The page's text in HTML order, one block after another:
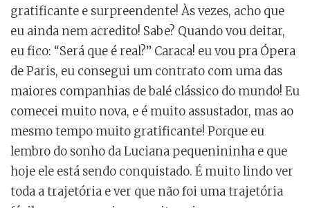
gratificante e surpreendente! Às vezes, acho que
eu ainda nem acredito! Sabe? Quando vou deitar,
eu fico: “Será que é real?” Caraca! eu vou pra Ópera
de Paris, eu consegui um contrato com uma das
maiores companhias de balé clássico do mundo! Eu
comecei muito nova, e é muito assustador, mas ao
mesmo tempo muito gratificante! Porque eu
lembro do sonho da Luciana pequenininha e que
hoje ele está sendo conquistado. É muito lindo ver
toda a trajetória e ver que não foi uma trajetória